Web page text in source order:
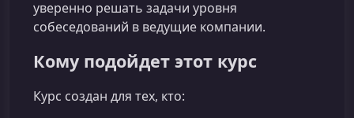
уверенно решать задачи уровня
собеседований в ведущие компании.
Кому подойдет этот курс
Курс создан для тех, кто: